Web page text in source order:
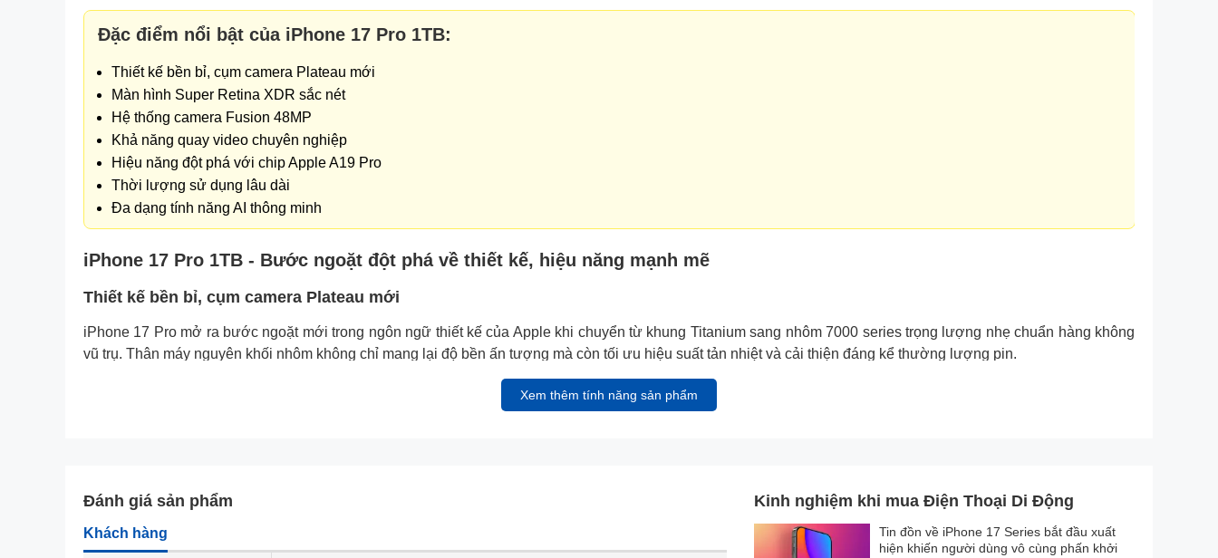
Đặc điểm nổi bật của iPhone 17 Pro 1TB:
Thiết kế bền bỉ, cụm camera Plateau mới
Màn hình Super Retina XDR sắc nét
Hệ thống camera Fusion 48MP
Khả năng quay video chuyên nghiệp
Hiệu năng đột phá với chip Apple A19 Pro
Thời lượng sử dụng lâu dài
Đa dạng tính năng AI thông minh
iPhone 17 Pro 1TB - Bước ngoặt đột phá về thiết kế, hiệu năng mạnh mẽ
Thiết kế bền bỉ, cụm camera Plateau mới
iPhone 17 Pro mở ra bước ngoặt mới trong ngôn ngữ thiết kế của Apple khi chuyển từ khung Titanium sang nhôm 7000 series trọng lượng nhẹ chuẩn hàng không
vũ trụ. Thân máy nguyên khối nhôm không chỉ mang lại độ bền ấn tượng mà còn tối ưu hiệu suất tản nhiệt và cải thiện đáng kể thường lượng pin.
Xem thêm tính năng sản phẩm
Đánh giá sản phẩm
Khách hàng
Kinh nghiệm khi mua Điện Thoại Di Động
Tin đồn về iPhone 17 Series bắt đầu xuất
hiện khiến người dùng vô cùng phấn khởi